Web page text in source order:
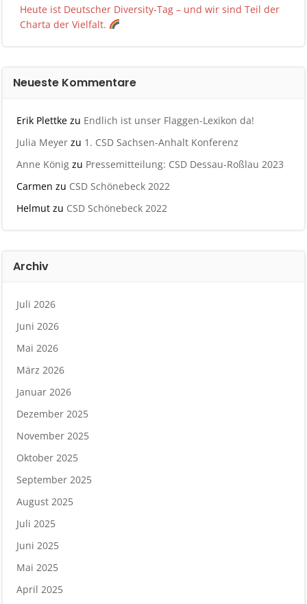
Heute ist Deutscher Diversity-Tag – und wir sind Teil der
Charta der Vielfalt.
Neueste Kommentare
Erik Plettke zu Endlich ist unser Flaggen-Lexikon da!
Julia Meyer zu 1. CSD Sachsen-Anhalt Konferenz
Anne König zu Pressemitteilung: CSD Dessau-Roßlau 2023
Carmen zu CSD Schönebeck 2022
Helmut zu CSD Schönebeck 2022
Archiv
Juli 2026
Juni 2026
Mai 2026
März 2026
Januar 2026
Dezember 2025
November 2025
Oktober 2025
September 2025
August 2025
Juli 2025
Juni 2025
Mai 2025
April 2025